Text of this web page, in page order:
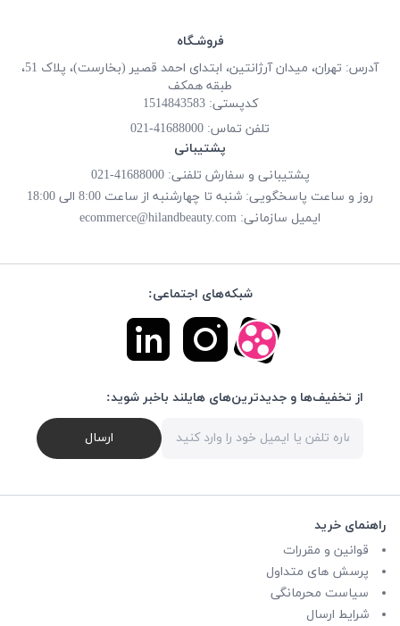
فروشـگاه
آدرس: تهران، میدان آرژانتین، ابتدای احمد قصیر (بخارست)، پلاک 51،
طبقه همکف
کدپستی: 1514843583
تلفن تماس: 41688000-021
پشتیبانی
پشتیبانی و سفارش تلفنی: 41688000-021
روز و ساعت پاسخگویی: شنبه تا چهارشنبه از ساعت 8:00 الی 18:00
ایمیل سازمانی: ecommerce@hilandbeauty.com
شبکه‌های اجتماعی:
از تخفیف‌ها و جدیدترین‌های هایلند باخبر شوید:
ارسال
راهنمای خرید
قوانین و مقررات
پرسش های متداول
سیاست محرمانگی
شرایط ارسال